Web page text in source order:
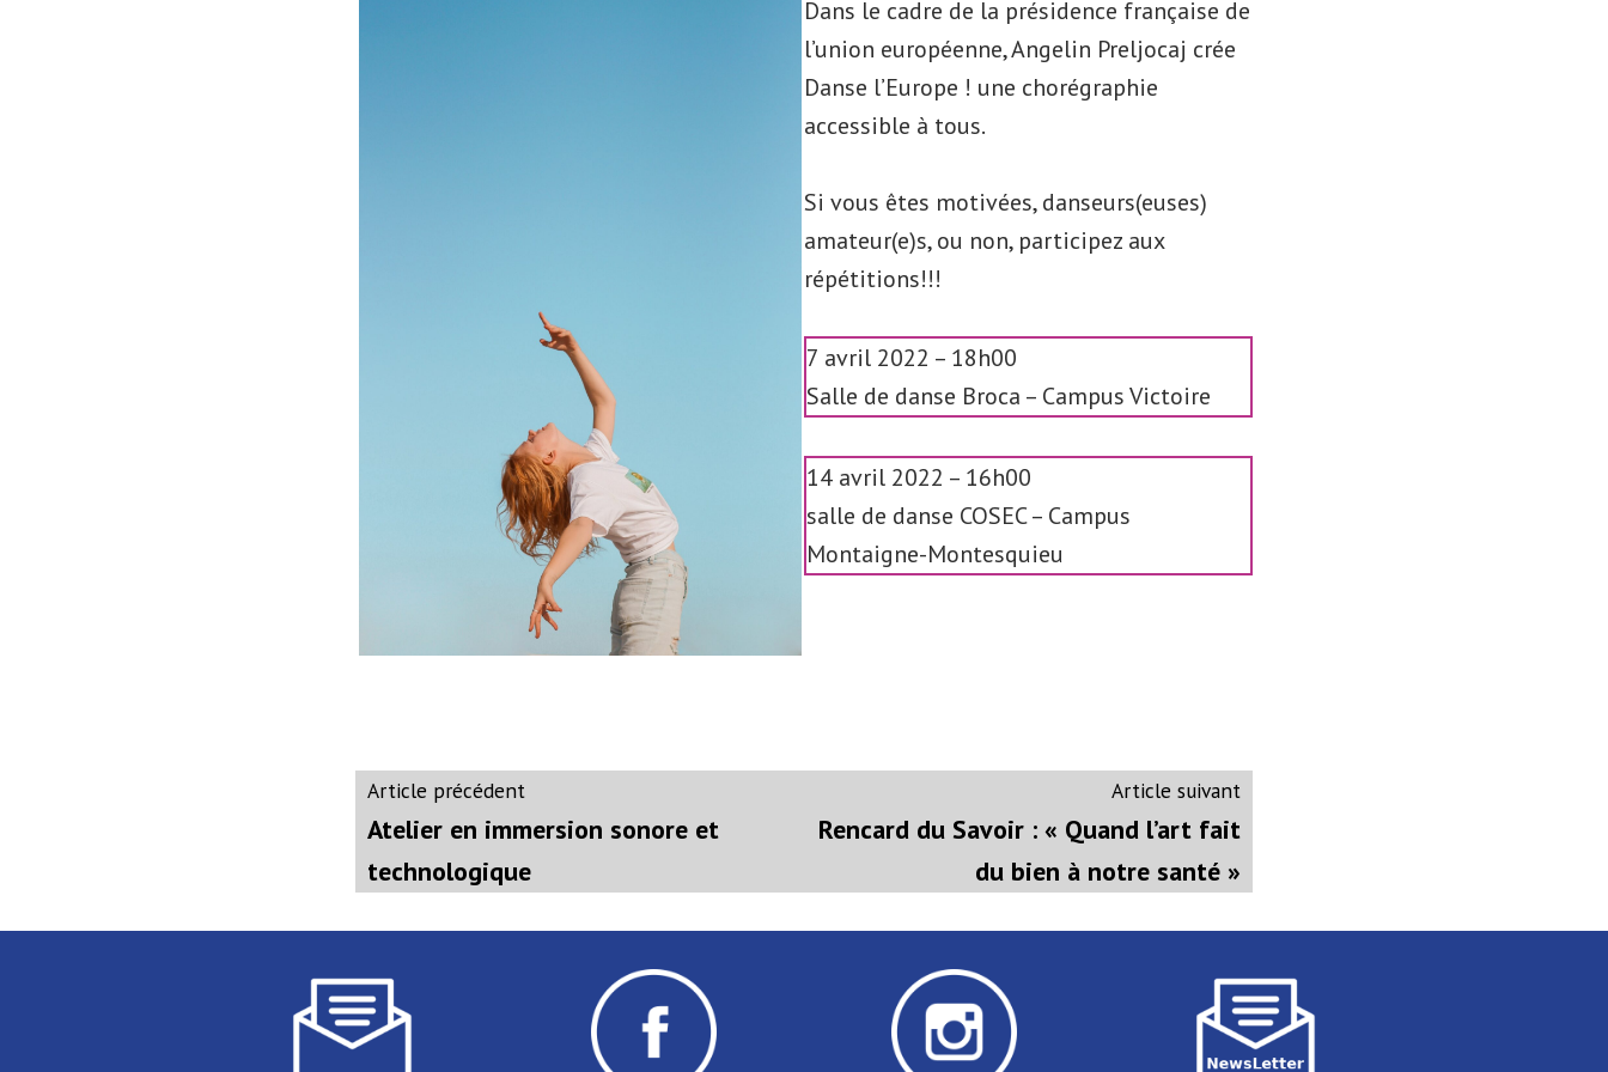
Dans le cadre de la présidence française de
l’union européenne, Angelin Preljocaj crée
Danse l’Europe ! une chorégraphie
accessible à tous.
Si vous êtes motivées, danseurs(euses)
amateur(e)s, ou non, participez aux
répétitions!!!
7 avril 2022 – 18h00
Salle de danse Broca – Campus Victoire
14 avril 2022 – 16h00
salle de danse COSEC – Campus
Montaigne-Montesquieu
Navigation
de
l’article
Article précédent
précédent :
Atelier en immersion sonore et
technologique
Article suivant
Rencard du Savoir : « Quand l’art fait
du bien à notre santé »